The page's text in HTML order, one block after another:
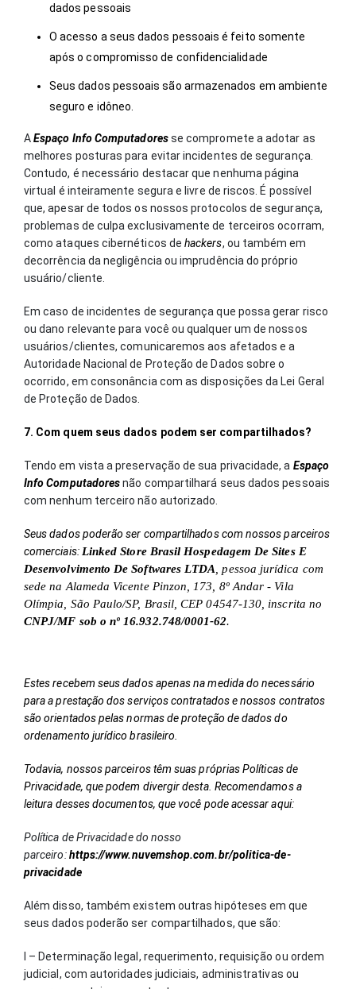
dados pessoais
O acesso a seus dados pessoais é feito somente
após o compromisso de confidencialidade
Seus dados pessoais são armazenados em ambiente
seguro e idôneo.
AEspaço Info Computadoresse compromete a adotar as
melhores posturas para evitar incidentes de segurança.
Contudo, é necessário destacar que nenhuma página
virtual é inteiramente segura e livre de riscos. É possível
que, apesar de todos os nossos protocolos de segurança,
problemas de culpa exclusivamente de terceiros ocorram,
como ataques cibernéticos dehackers, ou também em
decorrência da negligência ou imprudência do próprio
usuário/cliente.
Em caso de incidentes de segurança que possa gerar risco
ou dano relevante para você ou qualquer um de nossos
usuários/clientes, comunicaremos aos afetados e a
Autoridade Nacional de Proteção de Dados sobre o
ocorrido, em consonância com as disposições da Lei Geral
de Proteção de Dados.
7. Com quem seus dados podem ser compartilhados?
Tendo em vista a preservação de sua privacidade, a Espaço
Info Computadoresnão compartilhará seus dados pessoais
com nenhum terceiro não autorizado.
Seus dados poderão ser compartilhados com nossos parceiros
comerciais: Linked Store Brasil Hospedagem De Sites E
Desenvolvimento De Softwares LTDA , pessoa jurídica com
sede na Alameda Vicente Pinzon, 173, 8º Andar - Vila
Olímpia, São Paulo/SP, Brasil, CEP 04547-130, inscrita no
CNPJ/MF sob o nº 16.932.748/0001-62.
Estes recebem seus dados apenas na medida do necessário
para a prestação dos serviços contratados e nossos contratos
são orientados pelas normas de proteção de dados do
ordenamento jurídico brasileiro.
Todavia, nossos parceiros têm suas próprias Políticas de
Privacidade, que podem divergir desta. Recomendamos a
leitura desses documentos, que você pode acessar aqui:
Política de Privacidade do nosso
parceiro:https://www.nuvemshop.com.br/politica-de-
privacidade
Além disso, também existem outras hipóteses em que
seus dados poderão ser compartilhados, que são:
I – Determinação legal, requerimento, requisição ou ordem
judicial, com autoridades judiciais, administrativas ou